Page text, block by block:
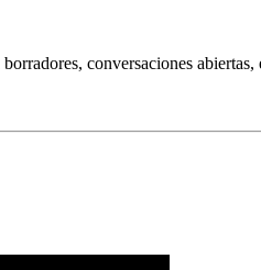
conversaciones abiertas,